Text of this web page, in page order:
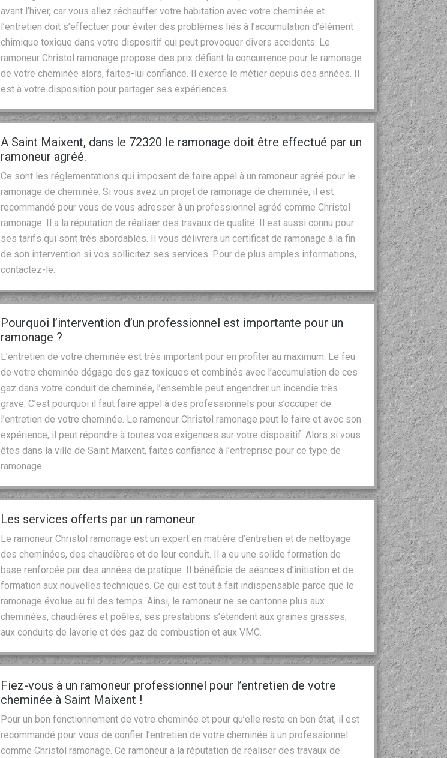
avant l’hiver, car vous allez réchauffer votre habitation avec votre cheminée et
l’entretien doit s’effectuer pour éviter des problèmes liés à l’accumulation d’élément
chimique toxique dans votre dispositif qui peut provoquer divers accidents. Le
ramoneur Christol ramonage propose des prix défiant la concurrence pour le ramonage
de votre cheminée alors, faites-lui confiance. Il exerce le métier depuis des années. Il
est à votre disposition pour partager ses expériences.
A Saint Maixent, dans le 72320 le ramonage doit être effectué par un
ramoneur agréé.
Ce sont les réglementations qui imposent de faire appel à un ramoneur agréé pour le
ramonage de cheminée. Si vous avez un projet de ramonage de cheminée, il est
recommandé pour vous de vous adresser à un professionnel agréé comme Christol
ramonage. Il a la réputation de réaliser des travaux de qualité. Il est aussi connu pour
ses tarifs qui sont très abordables. Il vous délivrera un certificat de ramonage à la fin
de son intervention si vos sollicitez ses services. Pour de plus amples informations,
contactez-le.
Pourquoi l’intervention d’un professionnel est importante pour un
ramonage ?
L’entretien de votre cheminée est très important pour en profiter au maximum. Le feu
de votre cheminée dégage des gaz toxiques et combinés avec l’accumulation de ces
gaz dans votre conduit de cheminée, l’ensemble peut engendrer un incendie très
grave. C’est pourquoi il faut faire appel à des professionnels pour s’occuper de
l’entretien de votre cheminée. Le ramoneur Christol ramonage peut le faire et avec son
expérience, il peut répondre à toutes vos exigences sur votre dispositif. Alors si vous
êtes dans la ville de Saint Maixent, faites confiance à l’entreprise pour ce type de
ramonage.
Les services offerts par un ramoneur
Le ramoneur Christol ramonage est un expert en matière d’entretien et de nettoyage
des cheminées, des chaudières et de leur conduit. Il a eu une solide formation de
base renforcée par des années de pratique. Il bénéficie de séances d’initiation et de
formation aux nouvelles techniques. Ce qui est tout à fait indispensable parce que le
ramonage évolue au fil des temps. Ainsi, le ramoneur ne se cantonne plus aux
cheminées, chaudières et poêles, ses prestations s’étendent aux graines grasses,
aux conduits de laverie et des gaz de combustion et aux VMC.
Fiez-vous à un ramoneur professionnel pour l’entretien de votre
cheminée à Saint Maixent !
Pour un bon fonctionnement de votre cheminée et pour qu’elle reste en bon état, il est
recommandé pour vous de confier l’entretien de votre cheminée à un professionnel
comme Christol ramonage. Ce ramoneur a la réputation de réaliser des travaux de